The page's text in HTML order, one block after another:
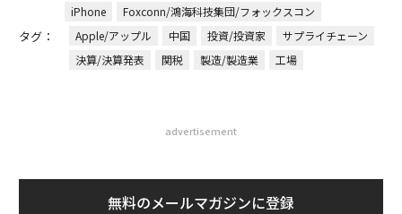
タグ：
iPhone
Foxconn/鴻海科技集団/フォックスコン
Apple/アップル
中国 投資/投資家
サプライチェーン
決算/決算発表
関税 製造/製造業 工場
advertisement
無料のメールマガジンに登録